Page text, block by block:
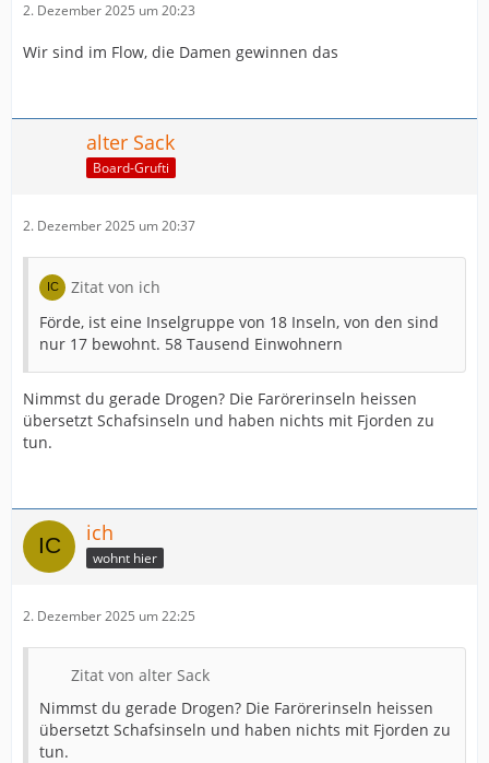
2. Dezember 2025 um 20:23
Wir sind im Flow, die Damen gewinnen das
alter Sack
Board-Grufti
2. Dezember 2025 um 20:37
Zitat von ich
Förde, ist eine Inselgruppe von 18 Inseln, von den sind
nur 17 bewohnt. 58 Tausend Einwohnern
Nimmst du gerade Drogen? Die Farörerinseln heissen
übersetzt Schafsinseln und haben nichts mit Fjorden zu
tun.
ich
wohnt hier
2. Dezember 2025 um 22:25
Zitat von alter Sack
Nimmst du gerade Drogen? Die Farörerinseln heissen
übersetzt Schafsinseln und haben nichts mit Fjorden zu
tun.